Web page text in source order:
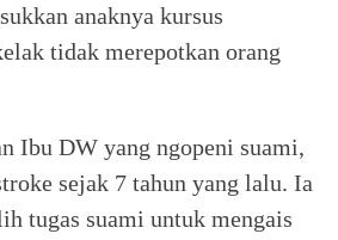
anaknya kursus
tidak merepotkan orang
Ibu DW yang ngopeni suami,
sejak 7 tahun yang lalu. Ia
tugas suami untuk mengais